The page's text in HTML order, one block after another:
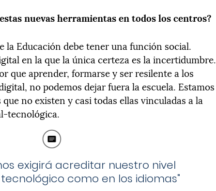
nuevas herramientas en todos los centros?
la Educación debe tener una función social.
en la que la única certeza es la incertidumbre.
que aprender, formarse y ser resilente a los
no podemos dejar fuera la escuela. Estamos
no existen y casi todas ellas vinculadas a la
tecnológica.
exigirá acreditar nuestro nivel
como en los idiomas"